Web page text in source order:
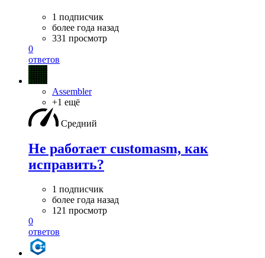
1 подписчик
более года назад
331 просмотр
0
ответов
Assembler
+1 ещё
Средний
Не работает customasm, как
исправить?
1 подписчик
более года назад
121 просмотр
0
ответов